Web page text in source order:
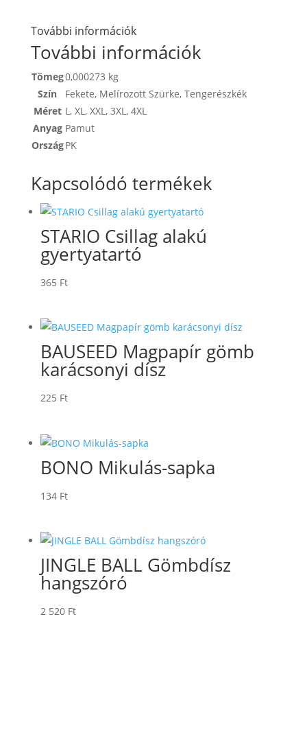
További információk
További információk
Tömeg0,000273 kg
Szín
Fekete, Melírozott Szürke, Tengerészkék
Méret L , XL , XXL , 3XL , 4XL
Anyag Pamut
OrszágPK
Kapcsolódó termékek
STARIO Csillag alakú
gyertyatartó
365 Ft
BAUSEED Magpapír gömb
karácsonyi dísz
225 Ft
BONO Mikulás-sapka
134 Ft
JINGLE BALL Gömbdísz
hangszóró
2 520 Ft